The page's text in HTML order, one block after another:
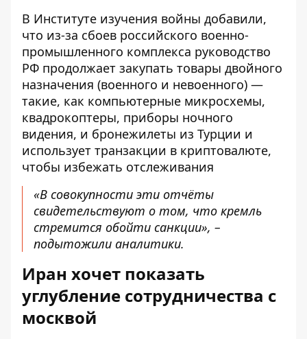
В Институте изучения войны добавили,
что из-за сбоев российского военно-
промышленного комплекса руководство
РФ продолжает закупать товары двойного
назначения (военного и невоенного) —
такие, как компьютерные микросхемы,
квадрокоптеры, приборы ночного
видения, и бронежилеты из Турции и
использует транзакции в криптовалюте,
чтобы избежать отслеживания
«В совокупности эти отчёты
свидетельствуют о том, что кремль
стремится обойти санкции», –
подытожили аналитики.
Иран хочет показать
углубление сотрудничества с
москвой